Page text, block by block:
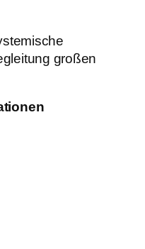
großen